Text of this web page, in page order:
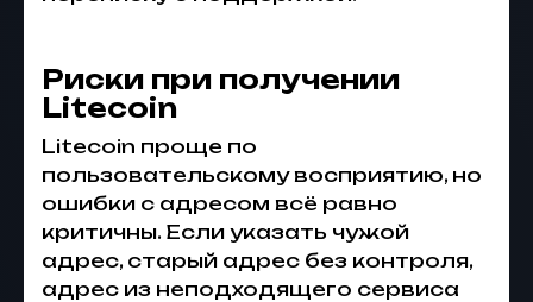
Риски при получении
Litecoin
Litecoin проще по
пользовательскому восприятию, но
ошибки с адресом всё равно
критичны. Если указать чужой
адрес, старый адрес без контроля,
адрес из неподходящего сервиса